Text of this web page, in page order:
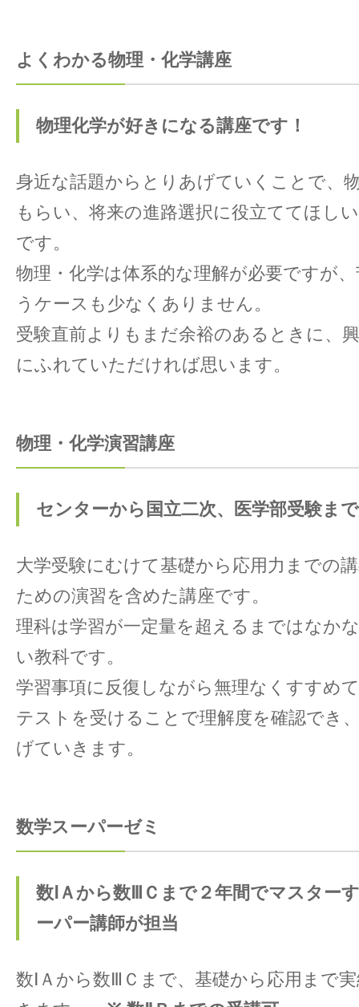
よくわかる物理・化学講座
物理化学が好きになる講座です！
身近な話題からとりあげていくことで、
もらい、将来の進路選択に役立ててほし
です。
物理・化学は体系的な理解が必要ですが
うケースも少なくありません。
受験直前よりもまだ余裕のあるときに、
にふれていただければ思います。
物理・化学演習講座
センターから国立二次、医学部受験ま
大学受験にむけて基礎から応用力までの
ための演習を含めた講座です。
理科は学習が一定量を超えるまではなか
い教科です。
学習事項に反復しながら無理なくすすめ
テストを受けることで理解度を確認でき
げていきます。
数学スーパーゼミ
数ⅠＡから数ⅢＣまで２年間でマスター
ーパー講師が担当
数ⅠＡから数ⅢＣまで、基礎から応用まで